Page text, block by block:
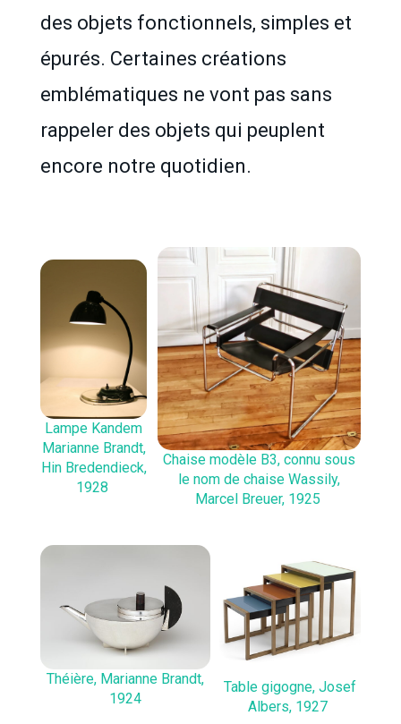
des objets fonctionnels, simples et
épurés. Certaines créations
emblématiques ne vont pas sans
rappeler des objets qui peuplent
encore notre quotidien.
Lampe Kandem
Marianne Brandt,
Hin Bredendieck,
1928
Chaise modèle B3, connu sous
le nom de chaise Wassily,
Marcel Breuer, 1925
Théière, Marianne Brandt,
1924
Table gigogne, Josef
Albers, 1927